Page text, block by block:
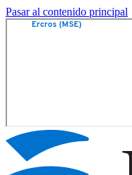
Pasar al contenido principal